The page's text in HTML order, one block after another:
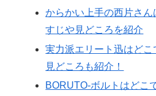
からかい上手の西片さ
すじや見どころを紹介
実力派エリート迅はど
見どころも紹介！
BORUTO-ボルトはどこ